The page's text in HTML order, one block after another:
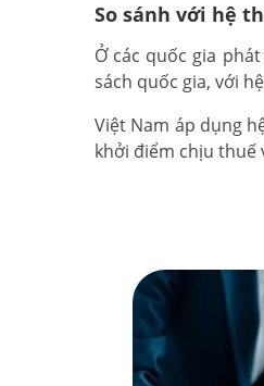
So sánh với hệ
Ở các quốc gia
sách quốc gia, với
Việt Nam áp dụng
khởi điểm chịu thuế